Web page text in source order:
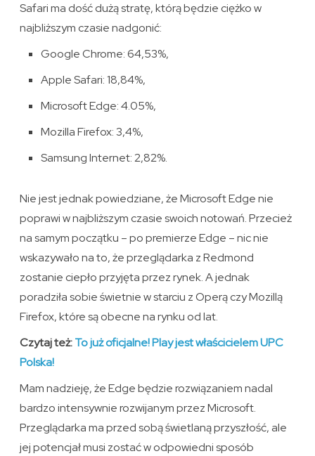
Safari ma dość dużą stratę, którą będzie ciężko w
najbliższym czasie nadgonić:
Google Chrome: 64,53%,
Apple Safari: 18,84%,
Microsoft Edge: 4.05%,
Mozilla Firefox: 3,4%,
Samsung Internet: 2,82%.
Nie jest jednak powiedziane, że Microsoft Edge nie
poprawi w najbliższym czasie swoich notowań. Przecież
na samym początku – po premierze Edge – nic nie
wskazywało na to, że przeglądarka z Redmond
zostanie ciepło przyjęta przez rynek. A jednak
poradziła sobie świetnie w starciu z Operą czy Mozillą
Firefox, które są obecne na rynku od lat.
Czytaj też:To już oficjalne! Play jest właścicielem UPC
Polska!
Mam nadzieję, że Edge będzie rozwiązaniem nadal
bardzo intensywnie rozwijanym przez Microsoft.
Przeglądarka ma przed sobą świetlaną przyszłość, ale
jej potencjał musi zostać w odpowiedni sposób